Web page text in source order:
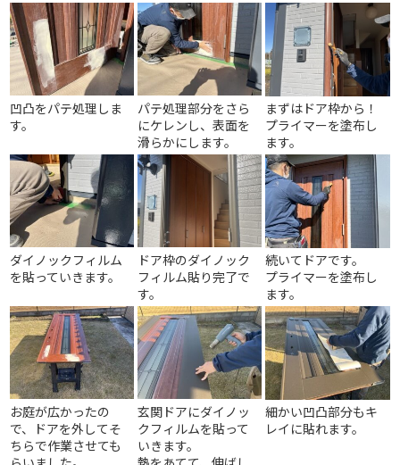
凹凸をパテ処理しま
す。
パテ処理部分をさら
にケレンし、表面を
滑らかにします。
まずはドア枠から！
プライマーを塗布し
ます。
ダイノックフィルム
を貼っていきます。
ドア枠のダイノック
フィルム貼り完了で
す。
続いてドアです。
プライマーを塗布し
ます。
お庭が広かったの
で、ドアを外してそ
ちらで作業させても
玄関ドアにダイノッ
クフィルムを貼って
いきます。
細かい凹凸部分もキ
レイに貼れます。